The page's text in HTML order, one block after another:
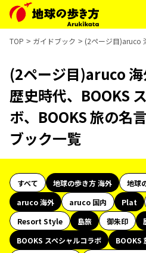
TOP ガイドブック (2ページ目)aruco
(2ページ目)aruco 海
歴史時代、BOOKS
ボ、BOOKS 旅の名
ブック一覧
すべて 地球の歩き方 海外
地球
aruco 海外
aruco 国内 Plat
Resort Style
島旅 御朱印
BOOKS スペシャルコラボ
BOOKS